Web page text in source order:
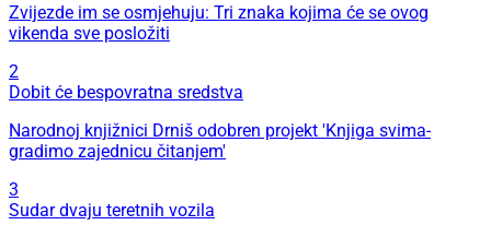
Zvijezde im se osmjehuju: Tri znaka kojima će se ovog
vikenda sve posložiti
2
Dobit će bespovratna sredstva
Narodnoj knjižnici Drniš odobren projekt 'Knjiga svima-
gradimo zajednicu čitanjem'
3
Sudar dvaju teretnih vozila